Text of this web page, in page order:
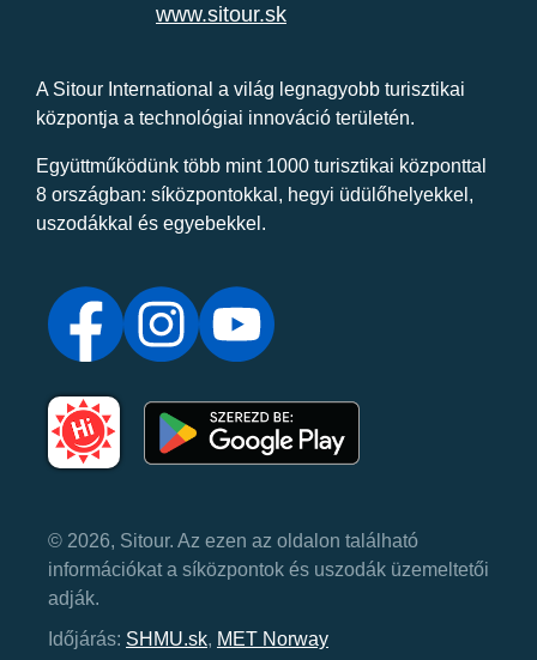
www.sitour.sk
A Sitour International a világ legnagyobb turisztikai
központja a technológiai innováció területén.
Együttműködünk több mint 1000 turisztikai központtal
8 országban: síközpontokkal, hegyi üdülőhelyekkel,
uszodákkal és egyebekkel.
© 2026, Sitour. Az ezen az oldalon található
információkat a síközpontok és uszodák üzemeltetői
adják.
Időjárás: SHMU.sk, MET Norway